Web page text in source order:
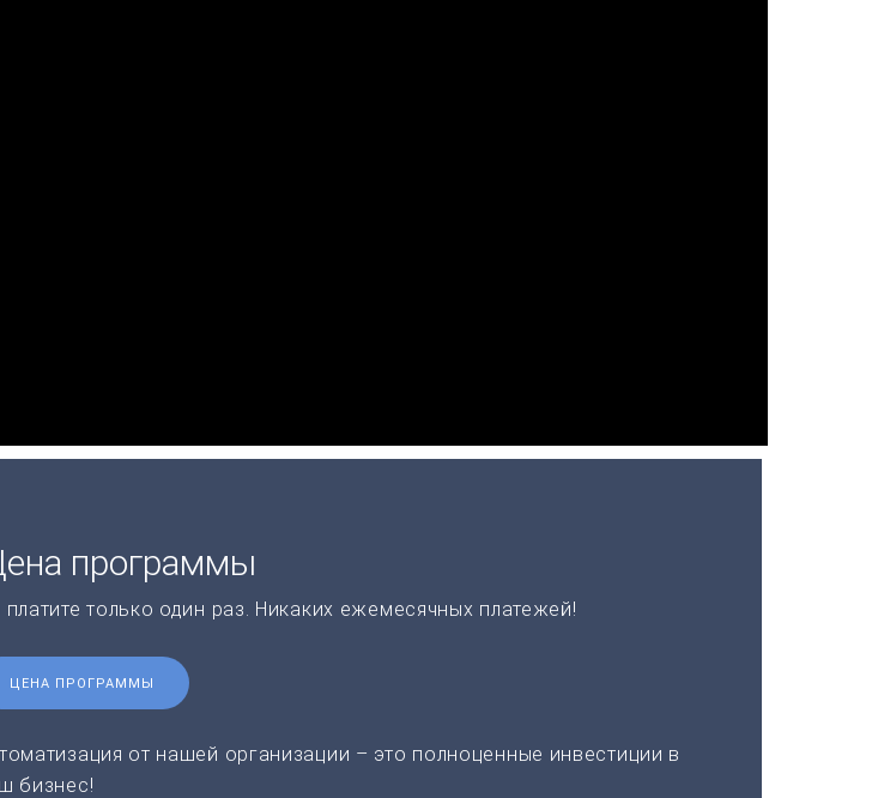
программы
платите только один раз. Никаких ежемесячных платежей!
ЦЕНА ПРОГРАММЫ
от нашей организации – это полноценные инвестиции в
бизнес!